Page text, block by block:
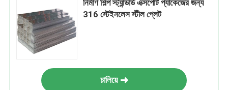
নির্মাণ শিল্প স্ট্যান্ডার্ড এক্সপোর্ট প্যাকেজের জন্য
316 স্টেইনলেস স্টীল প্লেট
চালিয়ে